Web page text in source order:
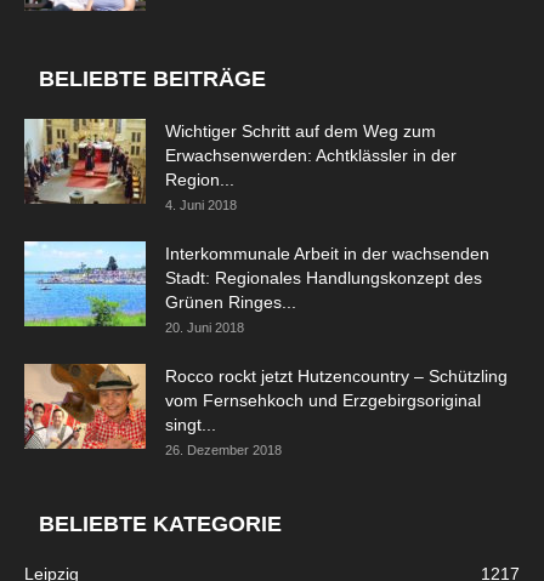
BELIEBTE BEITRÄGE
Wichtiger Schritt auf dem Weg zum
Erwachsenwerden: Achtklässler in der
Region...
4. Juni 2018
Interkommunale Arbeit in der wachsenden
Stadt: Regionales Handlungskonzept des
Grünen Ringes...
20. Juni 2018
Rocco rockt jetzt Hutzencountry – Schützling
vom Fernsehkoch und Erzgebirgsoriginal
singt...
26. Dezember 2018
BELIEBTE KATEGORIE
Leipzig
1217